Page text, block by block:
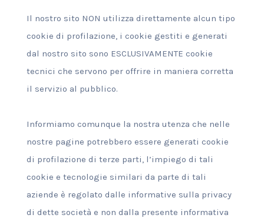
Il nostro sito NON utilizza direttamente alcun tipo
cookie di profilazione, i cookie gestiti e generati
dal nostro sito sono ESCLUSIVAMENTE cookie
tecnici che servono per offrire in maniera corretta
il servizio al pubblico.
Informiamo comunque la nostra utenza che nelle
nostre pagine potrebbero essere generati cookie
di profilazione di terze parti, l’impiego di tali
cookie e tecnologie similari da parte di tali
aziende è regolato dalle informative sulla privacy
di dette società e non dalla presente informativa